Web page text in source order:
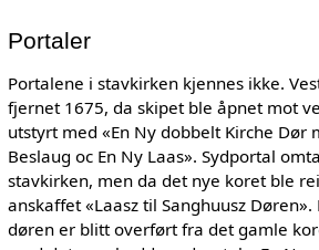
Portaler
Portalene i stavkirken kjennes ikke.
fjernet 1675, da skipet ble åpnet mot
utstyrt med «En Ny dobbelt Kirche Dør
Beslaug oc En Ny Laas». Sydportal
stavkirken, men da det nye koret ble
anskaffet «Laasz til Sanghuusz
døren er blitt overført fra det gamle